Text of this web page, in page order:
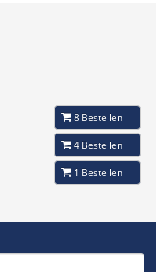
8 Bestellen
4 Bestellen
1 Bestellen